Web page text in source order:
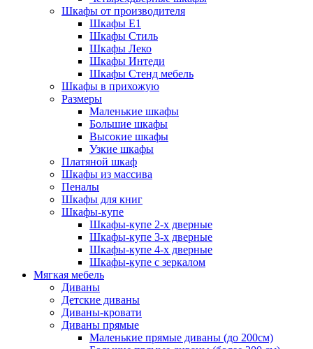
Шкафы от производителя
Шкафы E1
Шкафы Стиль
Шкафы Леко
Шкафы Интеди
Шкафы Стенд мебель
Шкафы в прихожую
Размеры
Маленькие шкафы
Большие шкафы
Высокие шкафы
Узкие шкафы
Платяной шкаф
Шкафы из массива
Пеналы
Шкафы для книг
Шкафы-купе
Шкафы-купе 2-х дверные
Шкафы-купе 3-х дверные
Шкафы-купе 4-х дверные
Шкафы-купе с зеркалом
Мягкая мебель
Диваны
Детские диваны
Диваны-кровати
Диваны прямые
Маленькие прямые диваны (до 200см)